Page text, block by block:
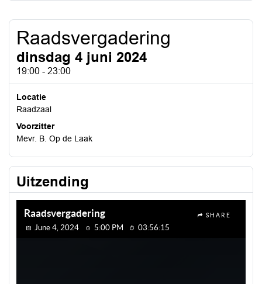
Raadsvergadering
dinsdag 4 juni 2024
19:00 - 23:00
Locatie
Raadzaal
Voorzitter
Mevr. B. Op de Laak
Uitzending